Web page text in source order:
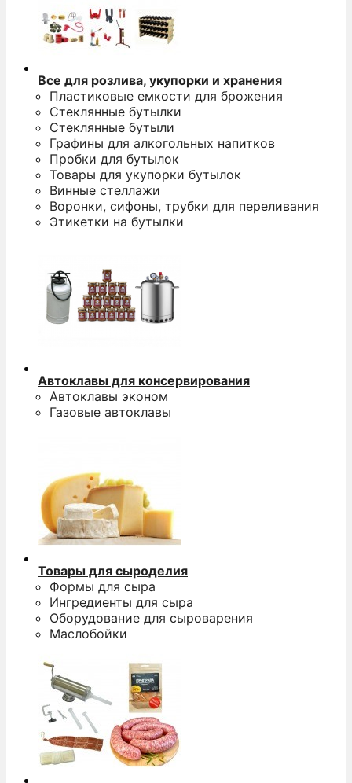
Все для розлива, укупорки и хранения
Пластиковые емкости для брожения
Стеклянные бутылки
Стеклянные бутыли
Графины для алкогольных напитков
Пробки для бутылок
Товары для укупорки бутылок
Винные стеллажи
Воронки, сифоны, трубки для переливания
Этикетки на бутылки
Автоклавы для консервирования
Автоклавы эконом
Газовые автоклавы
Товары для сыроделия
Формы для сыра
Ингредиенты для сыра
Оборудование для сыроварения
Маслобойки